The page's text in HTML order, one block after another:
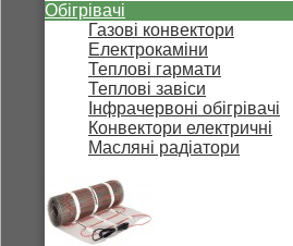
Обігрівачі
Газові конвектори
Електрокаміни
Теплові гармати
Теплові завіси
Інфрачервоні обігрівачі
Конвектори електричні
Масляні радіатори